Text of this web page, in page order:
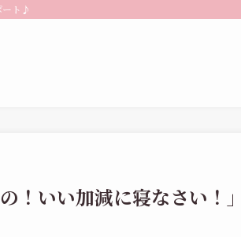
ート♪
！いい加減に寝なさい！